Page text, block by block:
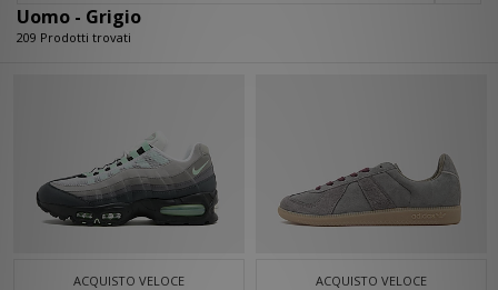
Uomo - Grigio
209 Prodotti trovati
ACQUISTO VELOCE ACQUISTO VELOCE